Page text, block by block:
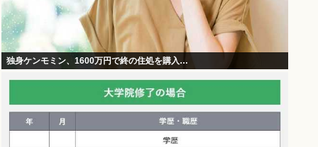
独身ケンモミン、1600万円で終の住処を購入…